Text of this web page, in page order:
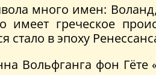
много имен:
имеет греческое
стало в эпоху
Вольфганга фон Гёте